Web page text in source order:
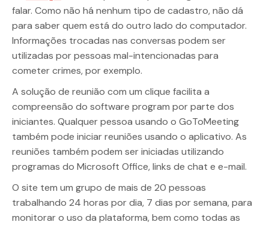
falar. Como não há nenhum tipo de cadastro, não dá
para saber quem está do outro lado do computador.
Informações trocadas nas conversas podem ser
utilizadas por pessoas mal-intencionadas para
cometer crimes, por exemplo.
A solução de reunião com um clique facilita a
compreensão do software program por parte dos
iniciantes. Qualquer pessoa usando o GoToMeeting
também pode iniciar reuniões usando o aplicativo. As
reuniões também podem ser iniciadas utilizando
programas do Microsoft Office, links de chat e e-mail.
O site tem um grupo de mais de 20 pessoas
trabalhando 24 horas por dia, 7 dias por semana, para
monitorar o uso da plataforma, bem como todas as